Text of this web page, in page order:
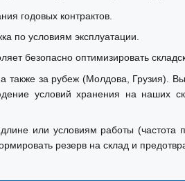
годовых контрактов.
по условиям эксплуатации.
безопасно оптимизировать
также за рубеж (Молдова, Грузия).
условий хранения на наших
или условиям работы (частота
резерв на склад и